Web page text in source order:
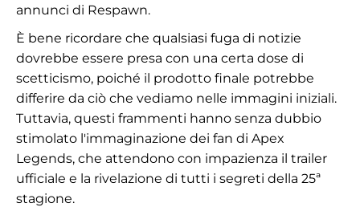
annunci di Respawn.
È bene ricordare che qualsiasi fuga di notizie
dovrebbe essere presa con una certa dose di
scetticismo, poiché il prodotto finale potrebbe
differire da ciò che vediamo nelle immagini iniziali.
Tuttavia, questi frammenti hanno senza dubbio
stimolato l'immaginazione dei fan di Apex
Legends, che attendono con impazienza il trailer
ufficiale e la rivelazione di tutti i segreti della 25ª
stagione.